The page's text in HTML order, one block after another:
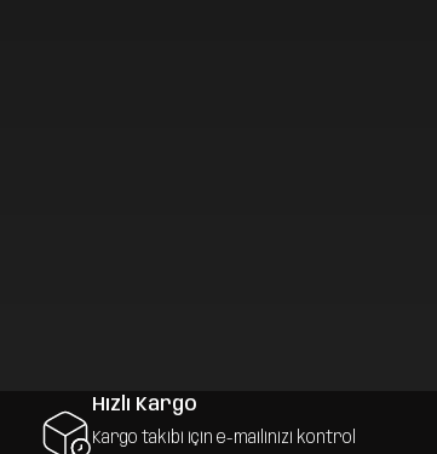
Hızlı Kargo
Kargo takibi için e-mailinizi kontrol